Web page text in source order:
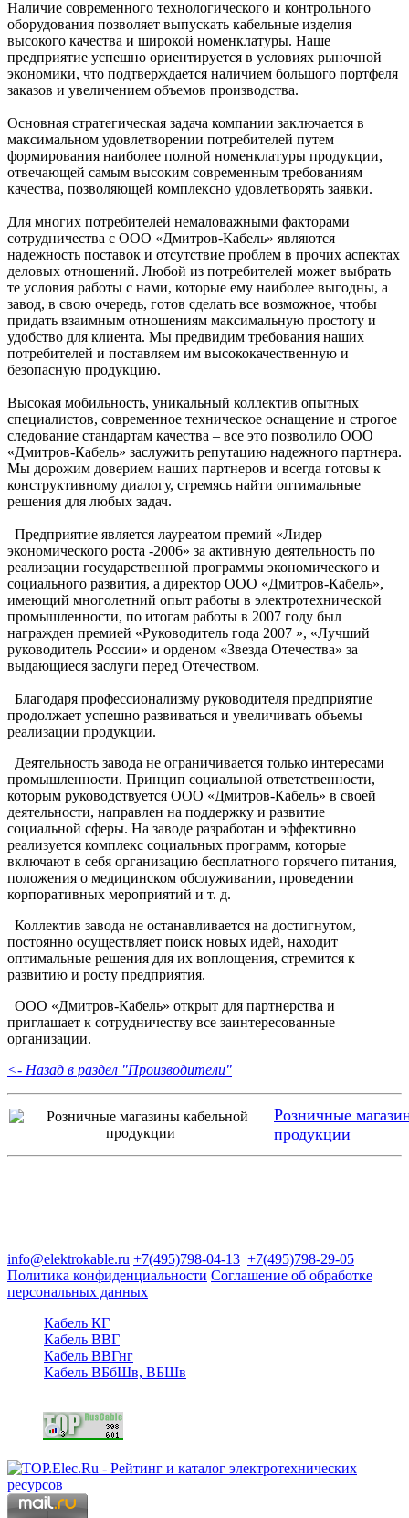
Наличие современного технологического и контрольного
оборудования позволяет выпускать кабельные изделия
высокого качества и широкой номенклатуры. Наше
предприятие успешно ориентируется в условиях рыночной
экономики, что подтверждается наличием большого портфеля
заказов и увеличением объемов производства.
Основная стратегическая задача компании заключается в
максимальном удовлетворении потребителей путем
формирования наиболее полной номенклатуры продукции,
отвечающей самым высоким современным требованиям
качества, позволяющей комплексно удовлетворять заявки.
Для многих потребителей немаловажными факторами
сотрудничества с ООО «Дмитров-Кабель» являются
надежность поставок и отсутствие проблем в прочих аспектах
деловых отношений. Любой из потребителей может выбрать
те условия работы с нами, которые ему наиболее выгодны, а
завод, в свою очередь, готов сделать все возможное, чтобы
придать взаимным отношениям максимальную простоту и
удобство для клиента. Мы предвидим требования наших
потребителей и поставляем им высококачественную и
безопасную продукцию.
Высокая мобильность, уникальный коллектив опытных
специалистов, современное техническое оснащение и строгое
следование стандартам качества – все это позволило ООО
«Дмитров-Кабель» заслужить репутацию надежного партнера.
Мы дорожим доверием наших партнеров и всегда готовы к
конструктивному диалогу, стремясь найти оптимальные
решения для любых задач.
Предприятие является лауреатом премий «Лидер
экономического роста -2006» за активную деятельность по
реализации государственной программы экономического и
социального развития, а директор ООО «Дмитров-Кабель»,
имеющий многолетний опыт работы в электротехнической
промышленности, по итогам работы в 2007 году был
награжден премией «Руководитель года 2007 », «Лучший
руководитель России» и орденом «Звезда Отечества» за
выдающиеся заслуги перед Отечеством.
Благодаря профессионализму руководителя предприятие
продолжает успешно развиваться и увеличивать объемы
реализации продукции.
Деятельность завода не ограничивается только интересами
промышленности. Принцип социальной ответственности,
которым руководствуется ООО «Дмитров-Кабель» в своей
деятельности, направлен на поддержку и развитие
социальной сферы. На заводе разработан и эффективно
реализуется комплекс социальных программ, которые
включают в себя организацию бесплатного горячего питания,
положения о медицинском обслуживании, проведении
корпоративных мероприятий и т. д.
Коллектив завода не останавливается на достигнутом,
постоянно осуществляет поиск новых идей, находит
оптимальные решения для их воплощения, стремится к
развитию и росту предприятия.
ООО «Дмитров-Кабель» открыт для партнерства и
приглашает к сотрудничеству все заинтересованные
организации.
<- Назад в раздел "Производители"
Розничные
продукции
info@elektrokable.ru +7(495)798-04-13 +7(495)798-29-05
Политика конфиденциальности Соглашение об обработке
персональных данных
Кабель КГ
Кабель ВВГ
Кабель ВВГнг
Кабель ВБбШв, ВБШв